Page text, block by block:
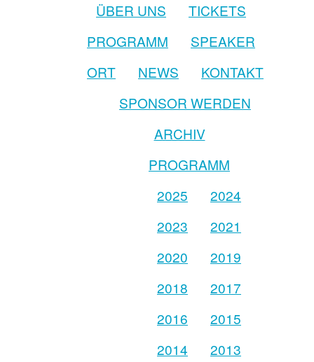
ÜBER UNS
TICKETS
PROGRAMM
SPEAKER
ORT
NEWS
KONTAKT
SPONSOR WERDEN
ARCHIV
PROGRAMM
2025
2024
2023
2021
2020
2019
2018
2017
2016
2015
2014
2013